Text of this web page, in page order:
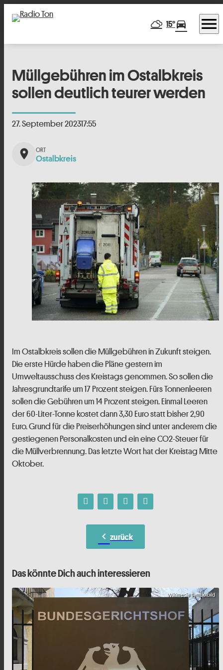
15°directions_car menu
Müllgebühren im Ostalbkreis
sollen deutlich teurer werden
27. September 202317:55
place Ostalbkreis
Im Ostalbkreis sollen die Müllgebühren in Zukunft steigen.
Die erste Hürde haben die Pläne gestern im
Umweltausschuss des Kreistags genommen. So sollen die
Jahresgrundtarife um 17 Prozent steigen. Fürs Tonnenleeren
sollen die Gebühren um 14 Prozent steigen. Einmal Leeren
der 60-Liter-Tonne kostet dann 3,30 Euro statt bisher 2,90
Euro. Grund für die Preiserhöhungen sind unter anderem die
gestiegenen Personalkosten und ein eine CO2-Steuer für
die Müllverbrennung. Das letzte Wort hat der Kreistag Mitte
Oktober.
chevron_left zurück
Das könnte Dich auch interessieren
Wikimedia Symbolbild